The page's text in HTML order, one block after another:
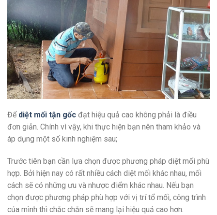
Để diệt mối tận gốc đạt hiệu quả cao không phải là điều
đơn giản. Chính vì vậy, khi thực hiện bạn nên tham khảo và
áp dụng một số kinh nghiệm sau;
Trước tiên bạn cần lựa chọn được phương pháp diệt mối phù
hợp. Bởi hiện nay có rất nhiều cách diệt mối khác nhau, mối
cách sẽ có những ưu và nhược điểm khác nhau. Nếu bạn
chọn được phương pháp phù hợp với vị trí tổ mối, công trình
của mình thì chắc chắn sẽ mang lại hiệu quả cao hơn.